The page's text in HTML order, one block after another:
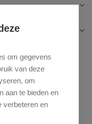
om gegevens
van deze
om
aan te bieden en
verbeteren en